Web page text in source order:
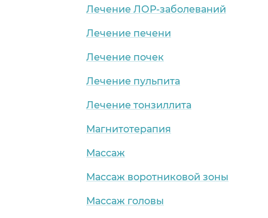
Лечение ЛОР-заболеваний
Лечение печени
Лечение почек
Лечение пульпита
Лечение тонзиллита
Магнитотерапия
Массаж
Массаж воротниковой зоны
Массаж головы